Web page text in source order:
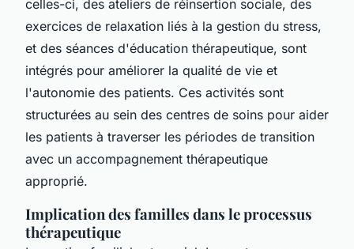
celles-ci, des ateliers de réinsertion sociale, des
exercices de relaxation liés à la gestion du stress,
et des séances d'éducation thérapeutique, sont
intégrés pour améliorer la qualité de vie et
l'autonomie des patients. Ces activités sont
structurées au sein des centres de soins pour aider
les patients à traverser les périodes de transition
avec un accompagnement thérapeutique
approprié.
Implication des familles dans le processus
thérapeutique